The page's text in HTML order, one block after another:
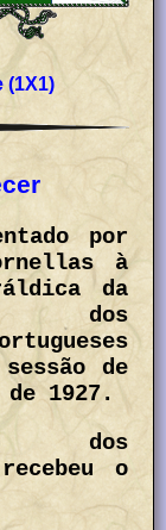
por
à
da
dos
de
de 1927.
dos
o